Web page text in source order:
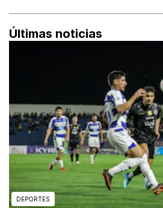
Últimas noticias
DEPORTES